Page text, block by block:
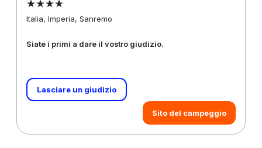
Italia, Imperia, Sanremo
Siate i primi a dare il vostro giudizio.
Lasciare un giudizio
Sito del campeggio